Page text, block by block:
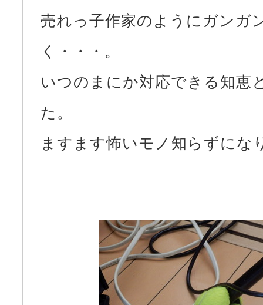
売れっ子作家のようにガンガ
く・・・。
いつのまにか対応できる知恵
た。
ますます怖いモノ知らずにな